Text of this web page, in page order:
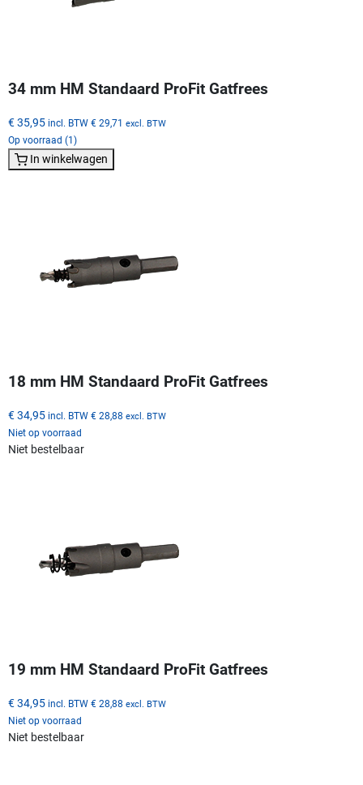
34 mm HM Standaard ProFit Gatfrees
€ 35,95 incl. BTW € 29,71 excl. BTW
Op voorraad (1)
In winkelwagen
18 mm HM Standaard ProFit Gatfrees
€ 34,95 incl. BTW € 28,88 excl. BTW
Niet op voorraad
Niet bestelbaar
19 mm HM Standaard ProFit Gatfrees
€ 34,95 incl. BTW € 28,88 excl. BTW
Niet op voorraad
Niet bestelbaar